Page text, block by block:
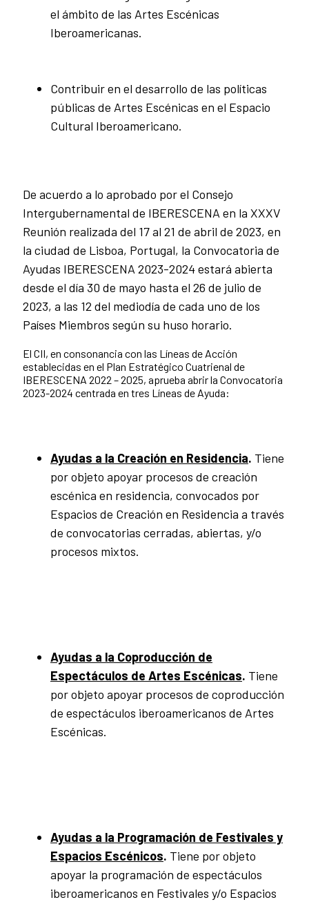
el ámbito de las Artes Escénicas
Iberoamericanas.
Contribuir en el desarrollo de las políticas
públicas de Artes Escénicas en el Espacio
Cultural Iberoamericano.
De acuerdo a lo aprobado por el Consejo
Intergubernamental de IBERESCENA en la XXXV
Reunión realizada del 17 al 21 de abril de 2023, en
la ciudad de Lisboa, Portugal, la Convocatoria de
Ayudas IBERESCENA 2023-2024 estará abierta
desde el día 30 de mayo hasta el 26 de julio de
2023, a las 12 del mediodía de cada uno de los
Países Miembros según su huso horario.
El CII, en consonancia con las Líneas de Acción
establecidas en el Plan Estratégico Cuatrienal de
IBERESCENA 2022 – 2025, aprueba abrir la Convocatoria
2023-2024 centrada en tres Líneas de Ayuda:
Ayudas a la Creación en Residencia. Tiene
por objeto apoyar procesos de creación
escénica en residencia, convocados por
Espacios de Creación en Residencia a través
de convocatorias cerradas, abiertas, y/o
procesos mixtos.
Ayudas a la Coproducción de
Espectáculos de Artes Escénicas. Tiene
por objeto apoyar procesos de coproducción
de espectáculos iberoamericanos de Artes
Escénicas.
Ayudas a la Programación de Festivales y
Espacios Escénicos. Tiene por objeto
apoyar la programación de espectáculos
iberoamericanos en Festivales y/o Espacios